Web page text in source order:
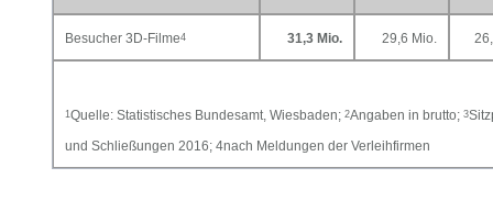
Besucher 3D-Filme4 31,3 Mio. 29,6 Mio.
1 Quelle: Statistisches Bundesamt, Wiesbaden; 2Angaben in brutto; 3
und Schließungen 2016; 4nach Meldungen der Verleihfirmen